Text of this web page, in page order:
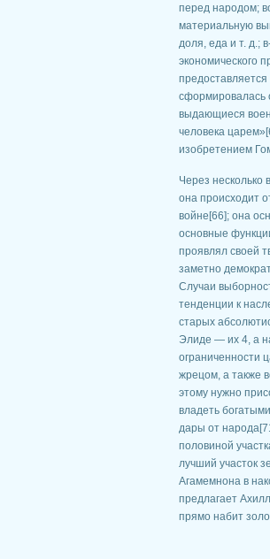
перед народом;
материальную
доля, еда и т. д.;
экономического
сформировалась
выдающиеся
человека
изобретением
Через несколько
она происходит
войне[66]; она
основные
проявлял своей
заметно
Случаи
тенденции к
старых
Элиде — их 4, а
ограниченности
жрецом, а также
этому нужно
владеть
дары от
половиной
лучший участок
Агамемнона в
предлагает
прямо набит